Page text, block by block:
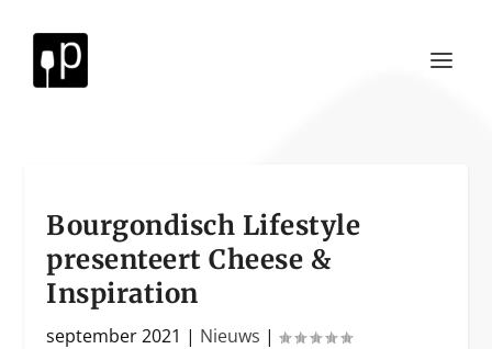
Bourgondisch Lifestyle
presenteert Cheese &
Inspiration
september 2021 | Nieuws |